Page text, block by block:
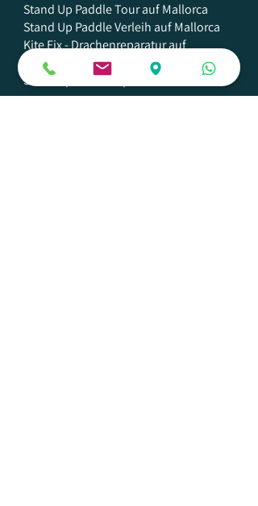
Stand Up Paddle Tour auf Mallorca
Stand Up Paddle Verleih auf Mallorca
Kite Fix - Drachenreparatur auf
Mallorca
Surfshop - Kiteshop auf Mallorca